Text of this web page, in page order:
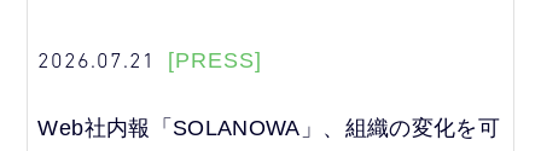
2026.07.21 [PRESS]
Web社内報「SOLANOWA」、組織の変化を可